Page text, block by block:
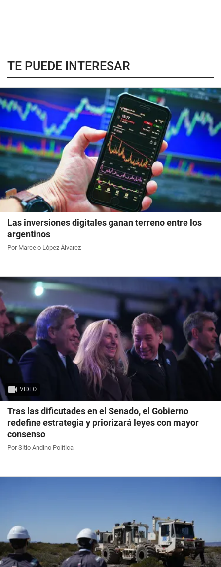
TE PUEDE INTERESAR
Las inversiones digitales ganan terreno entre los
argentinos
Por Marcelo López Álvarez
VIDEO
Tras las dificutades en el Senado, el Gobierno
redefine estrategia y priorizará leyes con mayor
consenso
Por Sitio Andino Política